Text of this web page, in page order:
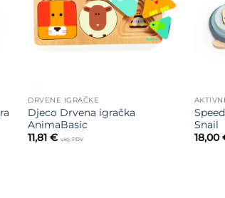
DRVENE IGRAČKE
Djeco Drvena igračka
AnimaBasic
11,81€ uklj. PDV
Snail
18,00